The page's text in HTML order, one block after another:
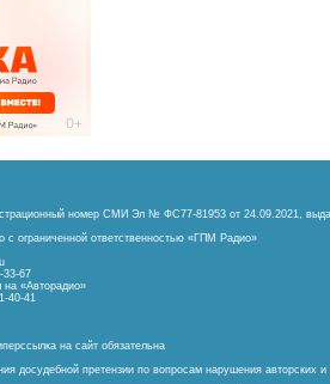
номер СМИ Эл № ФС77-81953 от 24.09.2021,
с ограниченной ответственностью «ГПМ Радио»
33-67
«Авторадио»
40-41
на сайт обязательна
досудебной претензии по вопросам нарушения авторских